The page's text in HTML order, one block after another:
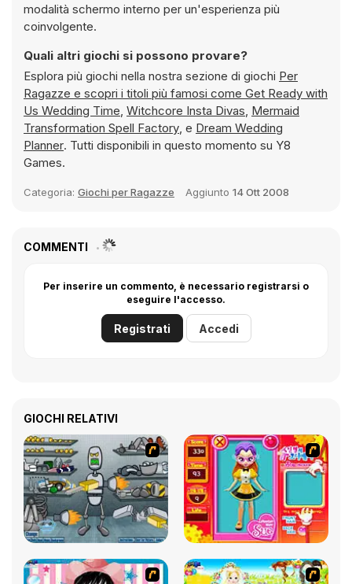
modalità schermo interno per un'esperienza più
coinvolgente.
Quali altri giochi si possono provare?
Esplora più giochi nella nostra sezione di giochi Per
Ragazze e scopri i titoli più famosi come Get Ready with
Us Wedding Time, Witchcore Insta Divas, Mermaid
Transformation Spell Factory, e Dream Wedding
Planner. Tutti disponibili in questo momento su Y8
Games.
Categoria: Giochi per Ragazze Aggiunto 14 Ott 2008
COMMENTI
Per inserire un commento, è necessario registrarsi o
eseguire l'accesso.
Registrati Accedi
GIOCHI RELATIVI